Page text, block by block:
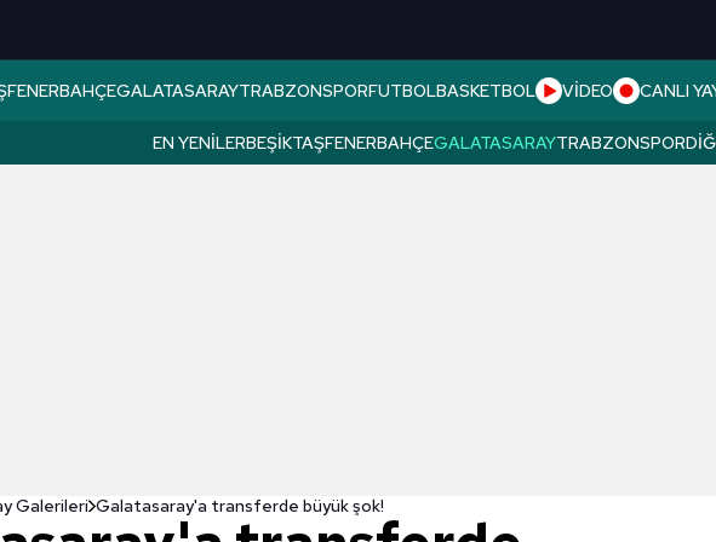
FENERBAHÇEGALATASARAYTRABZONSPORFUTBOLBASKETBOL VİDEO CANLI
EN YENILERBEŞIKTAŞFENERBAHÇEGALATASARAYTRABZONSPOR
Galerileri Galatasaray'a transferde büyük şok!